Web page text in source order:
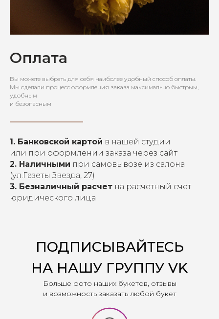
Оплата
Вы можете выбрать для себя наиболее удобный способ оплаты.
Мы сделали процесс оформления заказа максимально быстрым,
удобным
и безопасным
1. Банковской картой в нашей студии
или при оформлении заказа через сайт
2. Наличными при самовывозе из салона
(ул.Газеты Звезда, 27)
3. Безналичный расчет на расчетный счет
юридического лица
ПОДПИСЫВАЙТЕСЬ
НА НАШУ ГРУППУ VK
Больше фото наших букетов, отзывы
и возможность заказать любой букет